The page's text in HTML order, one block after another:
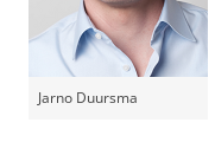
Jarno Duursma